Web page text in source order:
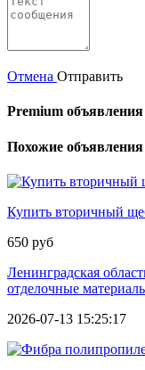
Отмена Отправить
Premium объявления
Похожие объявления
Купить вторичный
650 руб
Ленинградская
отделочные
2026-07-13 15:25:17